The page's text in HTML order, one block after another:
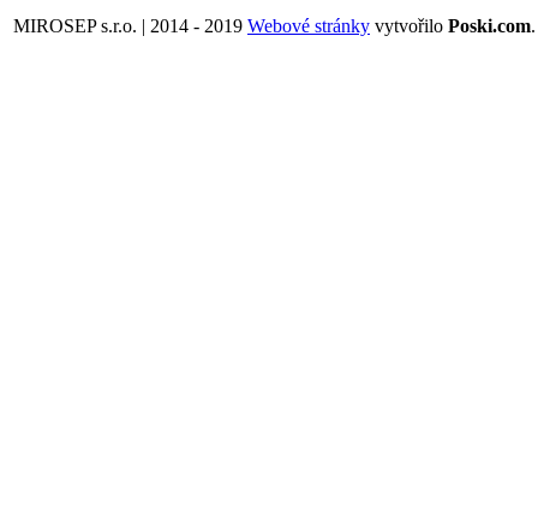
MIROSEP s.r.o. | 2014 - 2019 Webové stránky vytvořilo Poski.com